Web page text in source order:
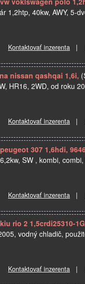
1,2htp, 40kw, AWY, 5-
Kontaktovať inzerenta |
nissan qashqai 1,6i,
HR16, 2WD, od roku
Kontaktovať inzerenta |
307 1,6hdi,
SW , kombi,
Kontaktovať inzerenta |
rio 2 1,5crdi25310-
vodný chladič,
Kontaktovať inzerenta |